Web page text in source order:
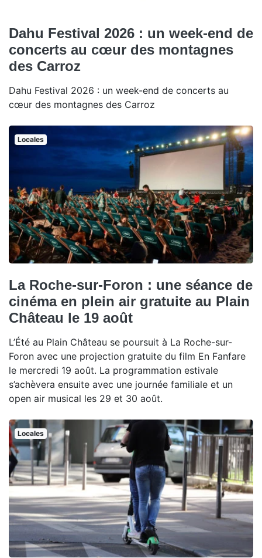
Dahu Festival 2026 : un week-end de
concerts au cœur des montagnes
des Carroz
Dahu Festival 2026 : un week-end de concerts au
cœur des montagnes des Carroz
Locales
La Roche-sur-Foron : une séance de
cinéma en plein air gratuite au Plain
Château le 19 août
L’Été au Plain Château se poursuit à La Roche-sur-
Foron avec une projection gratuite du film En Fanfare
le mercredi 19 août. La programmation estivale
s’achèvera ensuite avec une journée familiale et un
open air musical les 29 et 30 août.
Locales